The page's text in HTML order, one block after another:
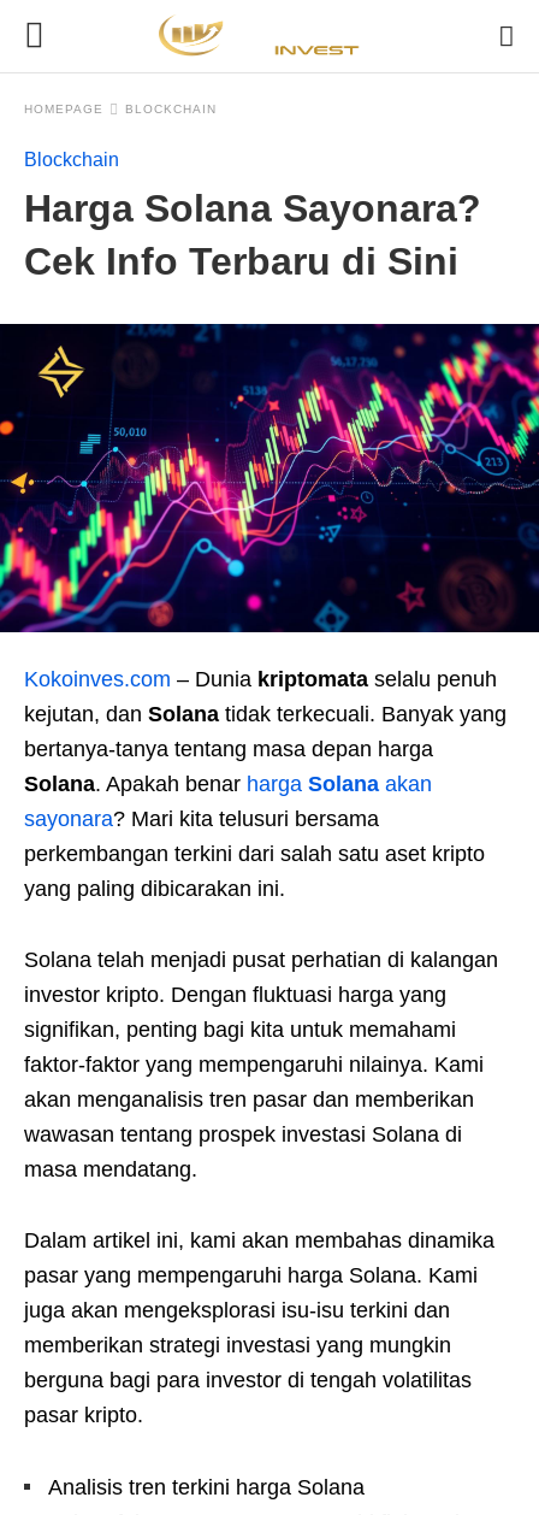
HOMEPAGE BLOCKCHAIN
Blockchain
Harga Solana Sayonara?
Cek Info Terbaru di Sini
Kokoinves.com – Dunia kriptomata selalu penuh
kejutan, dan Solana tidak terkecuali. Banyak yang
bertanya-tanya tentang masa depan harga
Solana. Apakah benar harga Solana akan
sayonara? Mari kita telusuri bersama
perkembangan terkini dari salah satu aset kripto
yang paling dibicarakan ini.
Solana telah menjadi pusat perhatian di kalangan
investor kripto. Dengan fluktuasi harga yang
signifikan, penting bagi kita untuk memahami
faktor-faktor yang mempengaruhi nilainya. Kami
akan menganalisis tren pasar dan memberikan
wawasan tentang prospek investasi Solana di
masa mendatang.
Dalam artikel ini, kami akan membahas dinamika
pasar yang mempengaruhi harga Solana. Kami
juga akan mengeksplorasi isu-isu terkini dan
memberikan strategi investasi yang mungkin
berguna bagi para investor di tengah volatilitas
pasar kripto.
Analisis tren terkini harga Solana